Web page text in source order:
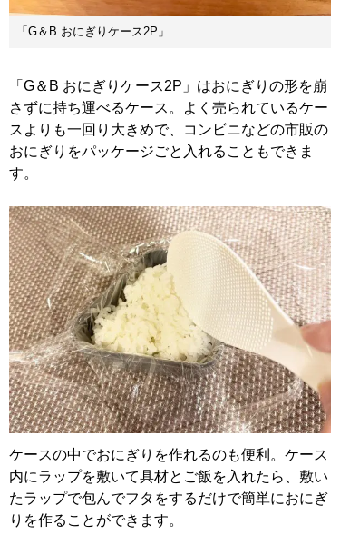
「G＆B おにぎりケース2P」
「G＆B おにぎりケース2P」はおにぎりの形を崩
さずに持ち運べるケース。よく売られているケー
スよりも一回り大きめで、コンビニなどの市販の
おにぎりをパッケージごと入れることもできま
す。
ケースの中でおにぎりを作れるのも便利。ケース
内にラップを敷いて具材とご飯を入れたら、敷い
たラップで包んでフタをするだけで簡単におにぎ
りを作ることができます。